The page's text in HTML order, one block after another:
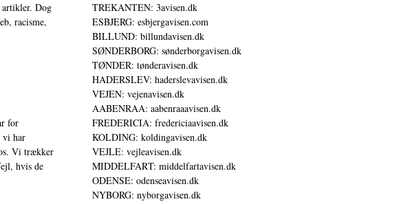
artikler. Dog
racisme,
for
vi har
Vi trækker
hvis de
TREKANTEN: 3avisen.dk
ESBJERG: esbjergavisen.com
BILLUND: billundavisen.dk
SØNDERBORG: sønderborgavisen.dk
TØNDER: tønderavisen.dk
HADERSLEV: haderslevavisen.dk
VEJEN: vejenavisen.dk
AABENRAA: aabenraaavisen.dk
FREDERICIA: fredericiaavisen.dk
KOLDING: koldingavisen.dk
VEJLE: vejleavisen.dk
MIDDELFART: middelfartavisen.dk
ODENSE: odenseavisen.dk
NYBORG: nyborgavisen.dk